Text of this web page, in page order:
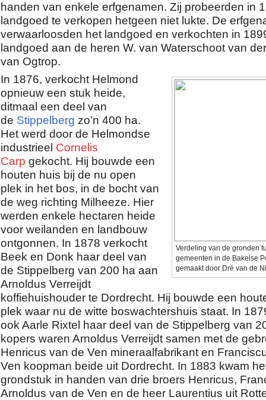
handen van enkele erfgenamen. Zij probeerden in
landgoed te verkopen hetgeen niet lukte. De
verwaarloosden het landgoed en verkochten in
landgoed aan de heren W. van Waterschoot van
van Ogtrop.
Verdeling van de gronden
gemeenten in de Bakelse
gemaakt door Dré van de
In 1876, verkocht Helmond
opnieuw een stuk heide,
ditmaal een deel van
de Stippelberg zo’n 400 ha.
Het werd door de Helmondse
industrieel Cornelis
Carp gekocht. Hij bouwde een
houten huis bij de nu open
plek in het bos, in de bocht van
de weg richting Milheeze. Hier
werden enkele hectaren heide
voor weilanden en landbouw
ontgonnen. In 1878 verkocht
Beek en Donk haar deel van
de Stippelberg van 200 ha aan
Arnoldus Verreijdt
koffiehuishouder te Dordrecht. Hij bouwde een
plek waar nu de witte boswachtershuis staat. In
ook Aarle Rixtel haar deel van de Stippelberg van
kopers waren Arnoldus Verreijdt samen met de
Henricus van de Ven mineraalfabrikant en
Ven koopman beide uit Dordrecht. In 1883 kwam
grondstuk in handen van drie broers Henricus,
Arnoldus van de Ven en de heer Laurentius uit